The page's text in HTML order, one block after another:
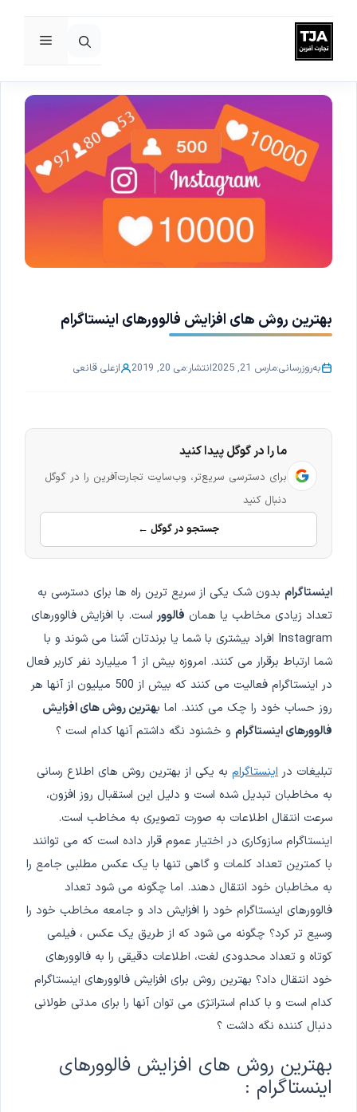
پرش
به
محتوا
فهرست
بهترین روش های افزایش فالوورهای اینستاگرام
به‌روزرسانی:مارس 21, 2025 انتشار:می 20, 2019 ازعلی قانعی
ما را در گوگل پیدا کنید
برای دسترسی سریع‌تر، وب‌سایت تجارت‌آفرین را در گوگل
دنبال کنید
جستجو در گوگل ←
اینستاگرام بدون شک یکی از سریع ترین راه ها برای دسترسی به
تعداد زیادی مخاطب یا همان فالوور است. با افزایش فالوورهای
Instagram افراد بیشتری با شما یا برندتان آشنا می شوند و با
شما ارتباط برقرار می کنند. امروزه بیش از 1 میلیارد نفر کاربر فعال
در اینستاگرام فعالیت می کنند که بیش از 500 میلیون از آنها هر
روز حساب خود را چک می کنند. اما بهترین روش های افزایش
فالوورهای اینستاگرام و خشنود نگه داشتم آنها کدام است ؟
تبلیغات در اینستاگرام به یکی از بهترین روش های اطلاع رسانی
به مخاطبان تبدیل شده است و دلیل این استقبال روز افزون،
سرعت انتقال اطلاعات به صورت تصویری به مخاطب است.
اینستاگرام سازوکاری در اختیار عموم قرار داده است که می توانند
با کمترین تعداد کلمات و گاهی تنها با یک عکس مطلبی جامع را
به مخاطبان خود انتقال دهند. اما چگونه می شود تعداد
فالوورهای اینستاگرام خود را افزایش داد و جامعه مخاطب خود را
وسیع تر کرد؟ چگونه می شود که از طریق یک عکس ، فیلمی
کوتاه و تعداد محدودی لغت، اطلاعات دقیقی را به فالوورهای
خود انتقال داد؟ بهترین روش برای افزایش فالوورهای اینستاگرام
کدام است و با کدام استراتژی می توان آنها را برای مدتی طولانی
دنبال کننده نگه داشت ؟
بهترین روش های افزایش فالوورهای
اینستاگرام :